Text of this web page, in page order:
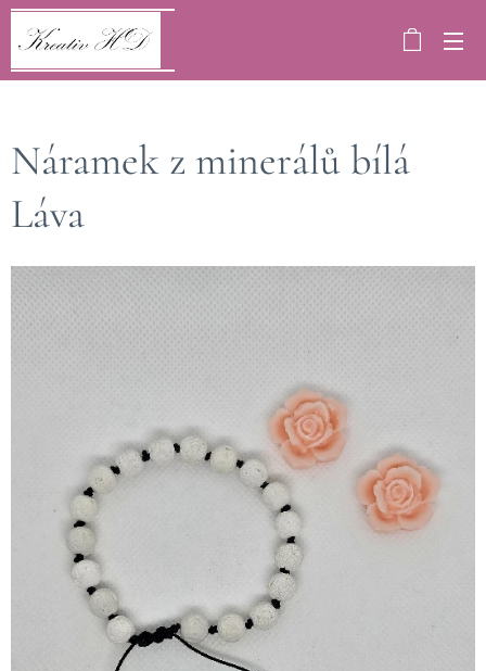
Náramek z minerálů bílá
Láva